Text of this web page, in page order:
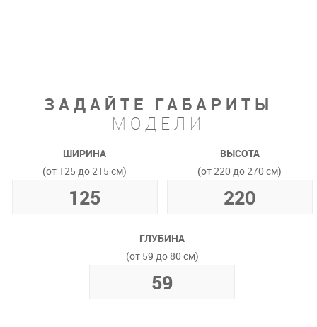
ЗАДАЙТЕ ГАБАРИТЫ
МОДЕЛИ
ШИРИНА
(от 125 до 215 см)
ВЫСОТА
(от 220 до 270 см)
ГЛУБИНА
(от 59 до 80 см)